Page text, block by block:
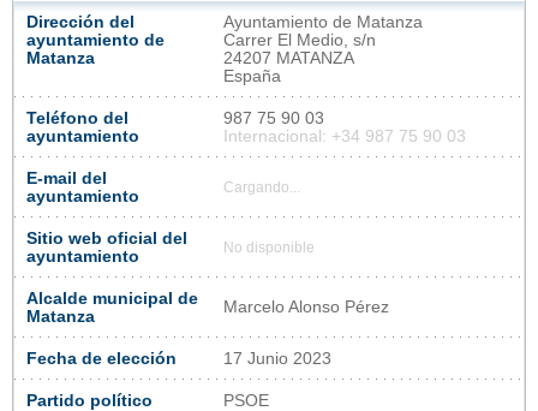
Dirección del
ayuntamiento de
Matanza
Ayuntamiento de Matanza
Carrer El Medio, s/n
24207 MATANZA
España
Teléfono del
ayuntamiento
987 75 90 03
Internacional: +34 987 75 90 03
E-mail del
ayuntamiento
Cargando...
Sitio web oficial del
ayuntamiento
No disponible
Alcalde municipal de
Matanza
Marcelo Alonso Pérez
Fecha de elección 17 Junio 2023
Partido político PSOE